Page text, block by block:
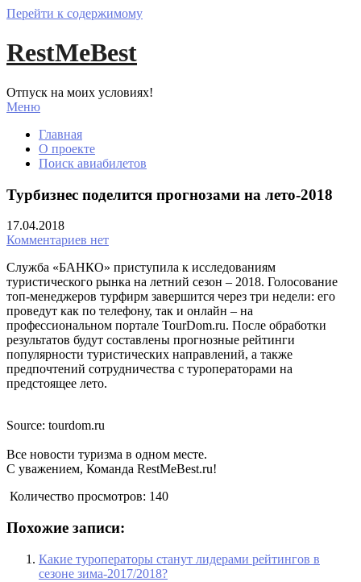
Перейти к содержимому
RestMeBest
Отпуск на моих условиях!
Меню
Главная
О проекте
Поиск авиабилетов
Турбизнес поделится прогнозами на лето-2018
17.04.2018
Комментариев нет
Служба «БАНКО» приступила к исследованиям
туристического рынка на летний сезон – 2018. Голосование
топ-менеджеров турфирм завершится через три недели: его
проведут как по телефону, так и онлайн – на
профессиональном портале TourDom.ru. После обработки
результатов будут составлены прогнозные рейтинги
популярности туристических направлений, а также
предпочтений сотрудничества с туроператорами на
предстоящее лето.
Source: tourdom.ru
Все новости туризма в одном месте.
С уважением, Команда RestMeBest.ru!
Количество просмотров: 140
Похожие записи:
Какие туроператоры станут лидерами рейтингов в
сезоне зима-2017/2018?